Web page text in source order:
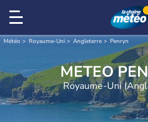
Météo Royaume-Uni Angleterre Penryn
Royaume-Uni